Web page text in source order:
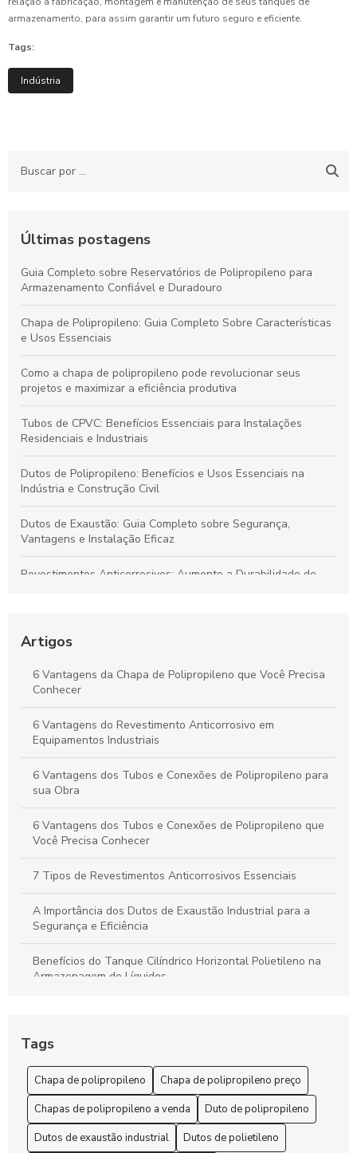
armazenamento, para assim garantir um futuro seguro e eficiente.
Tags:
Indústria
Últimas postagens
Guia Completo sobre Reservatórios de Polipropileno para
Armazenamento Confiável e Duradouro
Chapa de Polipropileno: Guia Completo Sobre Características
e Usos Essenciais
Como a chapa de polipropileno pode revolucionar seus
projetos e maximizar a eficiência produtiva
Tubos de CPVC: Benefícios Essenciais para Instalações
Residenciais e Industriais
Dutos de Polipropileno: Benefícios e Usos Essenciais na
Indústria e Construção Civil
Dutos de Exaustão: Guia Completo sobre Segurança,
Vantagens e Instalação Eficaz
Revestimentos Anticorrosivos: Aumente a Durabilidade de
Fluidos e Relevância Industrial
Dutos de Polipropileno: Principais Benefícios e Aplicações
Indispensáveis
Duto de Polipropileno: Benefícios para Projetos Sustentáveis
e de Alto Desempenho
Artigos
6 Vantagens da Chapa de Polipropileno que Você Precisa
Conhecer
6 Vantagens do Revestimento Anticorrosivo em
Equipamentos Industriais
6 Vantagens dos Tubos e Conexões de Polipropileno para
sua Obra
6 Vantagens dos Tubos e Conexões de Polipropileno que
Você Precisa Conhecer
7 Tipos de Revestimentos Anticorrosivos Essenciais
A Importância dos Dutos de Exaustão Industrial para a
Segurança e Eficiência
Benefícios do Tanque Cilíndrico Horizontal Polietileno na
Armazenagem de Líquidos
Chapa de polipropileno é a solução ideal para suas
Chapa de Polipropileno Preço: 6 Fatores que Influenciam
Chapa de Polipropileno Preço: 7 Dicas para Economizar
Tags
Chapa de polipropileno
Chapa de polipropileno preço
Chapas de polipropileno a venda
Duto de polipropileno
Dutos de exaustão industrial
Dutos de polietileno